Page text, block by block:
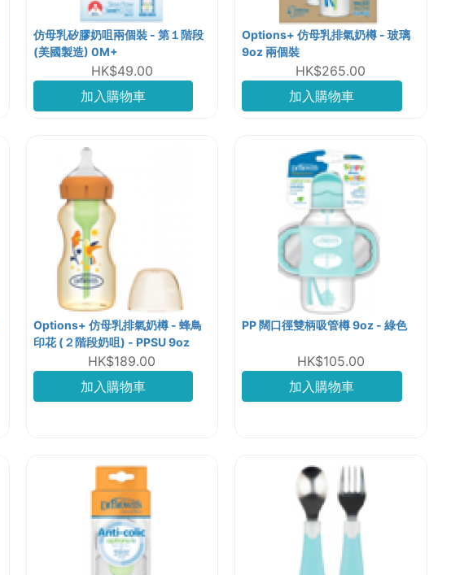
仿母乳矽膠奶咀兩個裝 - 第１階段
(美國製造) 0M+
HK$49.00
加入購物車
Options+ 仿母乳排氣奶樽 - 玻璃
9oz 兩個裝
HK$265.00
加入購物車
Options+ 仿母乳排氣奶樽 - 蜂鳥
印花 (２階段奶咀) - PPSU 9oz
HK$189.00
加入購物車
PP 闊口徑雙柄吸管樽 9oz - 綠色
HK$105.00
加入購物車